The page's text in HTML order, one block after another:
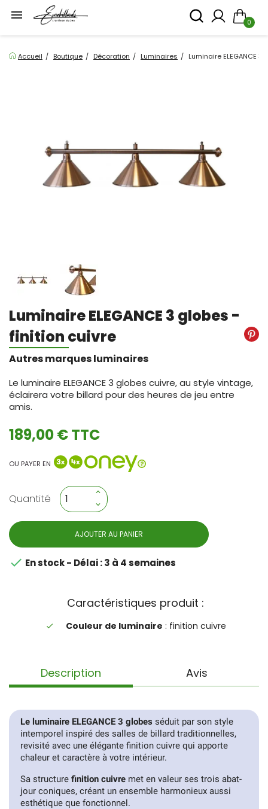

0
Accueil Boutique Décoration Luminaires Luminaire ELEGANCE
Luminaire ELEGANCE 3 globes -
finition cuivre
Autres marques luminaires
Le luminaire ELEGANCE 3 globes cuivre, au style vintage,
éclairera votre billard pour des heures de jeu entre
amis.
189,00 € TTC
OU PAYER EN
Quantité
AJOUTER AU PANIER
 En stock - Délai : 3 à 4 semaines
Caractéristiques produit :
done Couleur de luminaire : finition cuivre
Description Avis
Le luminaire ELEGANCE 3 globes séduit par son style
intemporel inspiré des salles de billard traditionnelles,
revisité avec une élégante finition cuivre qui apporte
chaleur et caractère à votre intérieur.
Sa structure finition cuivre met en valeur ses trois abat-
jour coniques, créant un ensemble harmonieux aussi
esthétique que fonctionnel.